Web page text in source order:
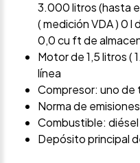
3.000 litros (hasta
( medición VDA ) 0
0,0 cu ft de
Motor de 1,5 litros (
línea
Compresor: uno de
Norma de
Combustible:
Depósito principal